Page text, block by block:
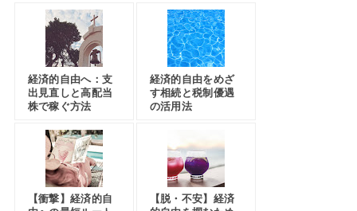
経済的自由へ：支
出見直しと高配当
株で稼ぐ方法
経済的自由をめざ
す相続と税制優遇
の活用法
【衝撃】経済的自
【脱・不安】経済